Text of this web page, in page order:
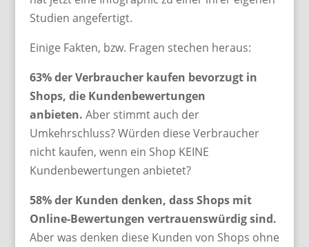
Studien angefertigt.
Einige Fakten, bzw. Fragen stechen heraus:
63% der Verbraucher kaufen bevorzugt in
Shops, die Kundenbewertungen
anbieten. Aber stimmt auch der
Umkehrschluss? Würden diese Verbraucher
nicht kaufen, wenn ein Shop KEINE
Kundenbewertungen anbietet?
58% der Kunden denken, dass Shops mit
Online-Bewertungen vertrauenswürdig sind.
Aber was denken diese Kunden von Shops ohne